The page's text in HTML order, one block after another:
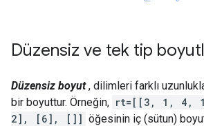
Düzensiz ve tek tip
Düzensiz boyut, dilimleri farklı
bir boyuttur. Örneğin, rt=[[3, 1, 4,
2], [6], []] öğesinin iç (sütun)